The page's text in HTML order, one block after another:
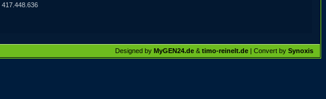
417.448.636
Designed by MyGEN24.de & timo-reinelt.de | Convert by Synoxis